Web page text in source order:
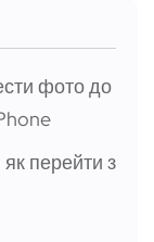
фото до
перейти з